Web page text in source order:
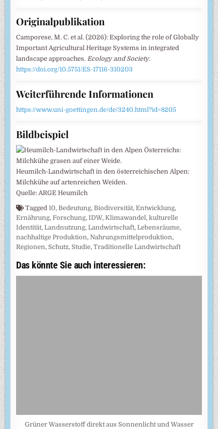
Originalpublikation
Camporese, M. C. et al. (2026): Exploring the role of Globally
Important Agricultural Heritage Systems in integrated
landscape approaches.Ecology and Society.
https://doi.org/10.5751/ES-17116-310203
Weiterführende Informationen
https://www.uni-goettingen.de/de/3240.html?id=8205
Bildbeispiel
Heumilch-Landwirtschaft in den österreichischen Alpen:
Milchkühe auf artenreichen Weiden.
Quelle: ARGE Heumilch
Tagged10,Bedeutung,Biodiversität,Entwicklung,
Ernährung,Forschung,IDW,Klimawandel,kulturelle
Identität,Landnutzung,Landwirtschaft,Lebensräume,
nachhaltige Produktion,Nahrungsmittelproduktion,
Regionen, Schutz, Studie,Traditionelle Landwirtschaft
Das könnte Sie auch interessieren:
Grüner Wasserstoff direkt aus Sonnenlicht und Wasser